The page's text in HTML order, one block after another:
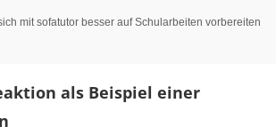
mit sofatutor besser auf Schularbeiten vorbereiten
als Beispiel einer